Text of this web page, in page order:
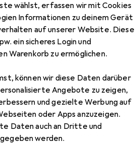
wählst, erfassen wir mit Cookies
Informationen zu deinem Gerät
auf unserer Website. Diese
ein sicheres Login und
Warenkorb zu ermöglichen.
können wir diese Daten darüber
Angebote zu zeigen,
und gezielte Werbung auf
oder Apps anzuzeigen.
Daten auch an Dritte und
werden.
Wein
Aldo Sohm, Christine Muhlke, 2020
Wein
Zubehör zum Produkt Einfach